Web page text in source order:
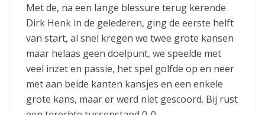
Met de, na een lange blessure terug kerende
Dirk Henk in de gelederen, ging de eerste helft
van start, al snel kregen we twee grote kansen
maar helaas geen doelpunt, we speelde met
veel inzet en passie, het spel golfde op en neer
met aan beide kanten kansjes en een enkele
grote kans, maar er werd niet gescoord. Bij rust